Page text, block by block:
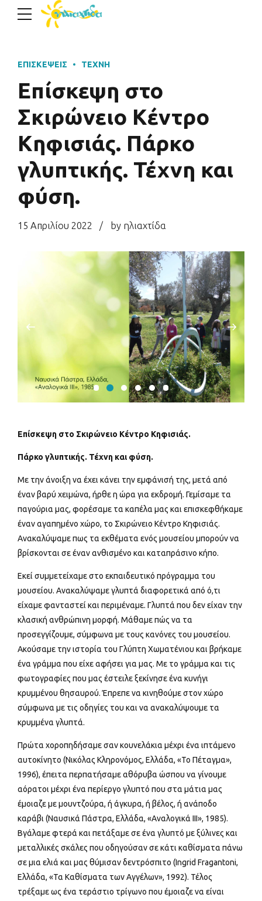
ΕΠΙΣΚΈΨΕΙΣ ΤΈΧΝΗ
Επίσκεψη στο
Σκιρώνειο Κέντρο
Κηφισιάς. Πάρκο
γλυπτικής. Τέχνη και
φύση.
15 Απριλίου 2022 by ηλιαχτίδα
Επίσκεψη στο Σκιρώνειο Κέντρο Κηφισιάς.
Πάρκο γλυπτικής. Τέχνη και φύση.
Με την άνοιξη να έχει κάνει την εμφάνισή της, μετά από
έναν βαρύ χειμώνα, ήρθε η ώρα για εκδρομή. Γεμίσαμε τα
παγούρια μας, φορέσαμε τα καπέλα μας και επισκεφθήκαμε
έναν αγαπημένο χώρο, το Σκιρώνειο Κέντρο Κηφισιάς.
Ανακαλύψαμε πως τα εκθέματα ενός μουσείου μπορούν να
βρίσκονται σε έναν ανθισμένο και καταπράσινο κήπο.
Εκεί συμμετείχαμε στο εκπαιδευτικό πρόγραμμα του
μουσείου. Ανακαλύψαμε γλυπτά διαφορετικά από ό,τι
είχαμε φανταστεί και περιμέναμε. Γλυπτά που δεν είχαν την
κλασική ανθρώπινη μορφή. Μάθαμε πώς να τα
προσεγγίζουμε, σύμφωνα με τους κανόνες του μουσείου.
Ακούσαμε την ιστορία του Γλύπτη Χωματένιου και βρήκαμε
ένα γράμμα που είχε αφήσει για μας. Με το γράμμα και τις
φωτογραφίες που μας έστειλε ξεκίνησε ένα κυνήγι
κρυμμένου θησαυρού. Έπρεπε να κινηθούμε στον χώρο
σύμφωνα με τις οδηγίες του και να ανακαλύψουμε τα
κρυμμένα γλυπτά.
Πρώτα χοροπηδήσαμε σαν κουνελάκια μέχρι ένα ιπτάμενο
αυτοκίνητο (Νικόλας Κληρονόμος, Ελλάδα, «Το Πέταγμα»,
1996), έπειτα περπατήσαμε αθόρυβα ώσπου να γίνουμε
αόρατοι μέχρι ένα περίεργο γλυπτό που στα μάτια μας
έμοιαζε με μουντζούρα, ή άγκυρα, ή βέλος, ή ανάποδο
καράβι (Ναυσικά Πάστρα, Ελλάδα, «Αναλογικά ΙΙΙ», 1985).
Βγάλαμε φτερά και πετάξαμε σε ένα γλυπτό με ξύλινες και
μεταλλικές σκάλες που οδηγούσαν σε κάτι καθίσματα πάνω
σε μια ελιά και μας θύμισαν δεντρόσπιτο (Ingrid Fragantoni,
Ελλάδα, «Τα Καθίσματα των Αγγέλων», 1992). Τέλος
τρέξαμε ως ένα τεράστιο τρίγωνο που έμοιαζε να είναι